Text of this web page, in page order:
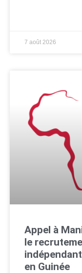
7 août 2026
Appel à
le
en Guinée